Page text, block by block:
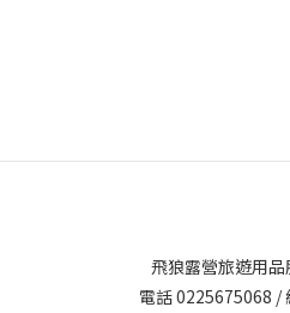
飛狼露營旅遊用
電話 0225675068 /